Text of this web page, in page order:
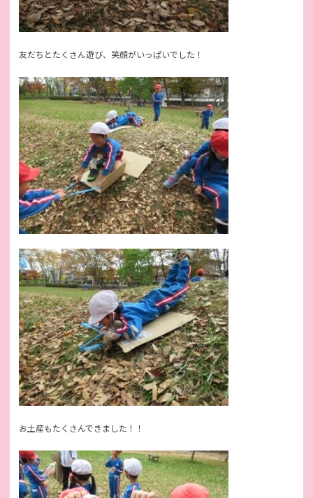
友だちとたくさん遊び、笑顔がいっぱいでした！
お土産もたくさんできました！！